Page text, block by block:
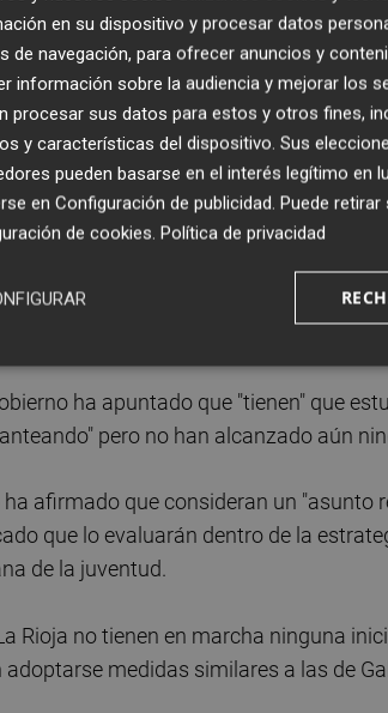
solicitará al Ministerio de
las bebidas energéticas.
valorar su regulación
han señalado a EFE que
de edad es una iniciativa a
Pública del Gobierno de Aragón
que supone el consumo de bebidas
ha anunciado Galicia.
ha apuntado que "tienen" que
pero no han alcanzado aún
afirmado que consideran un "asunto
que lo evaluarán dentro de la
de la juventud.
Rioja no tienen en marcha ninguna
medidas similares a las de
en su dispositivo y procesar datos
de navegación, para ofrecer anuncios y
información sobre la audiencia y mejorar los
procesar sus datos para estos y otros fines,
y características del dispositivo. Sus
pueden basarse en el interés legítimo en
en Configuración de publicidad. Puede
de cookies. Política de privacidad